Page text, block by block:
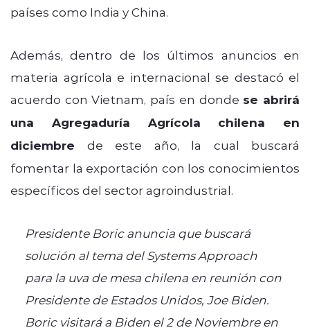
países como India y China.
Además, dentro de los últimos anuncios en
materia agrícola e internacional se destacó el
acuerdo con Vietnam, país en donde se abrirá
una Agregaduría Agrícola chilena en
diciembre de este año, la cual buscará
fomentar la exportación con los conocimientos
específicos del sector agroindustrial.
Presidente Boric anuncia que buscará
solución al tema del Systems Approach
para la uva de mesa chilena en reunión con
Presidente de Estados Unidos, Joe Biden.
Boric visitará a Biden el 2 de Noviembre en